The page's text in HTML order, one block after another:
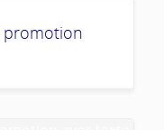
promotion